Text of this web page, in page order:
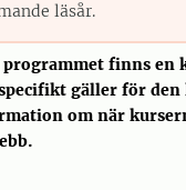
läsår.
finns en
gäller för den
om när